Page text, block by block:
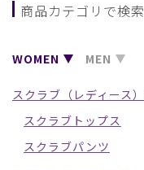
商品カテゴリで検索
WOMEN MEN
スクラブ（レディース
スクラブトップス
スクラブパンツ